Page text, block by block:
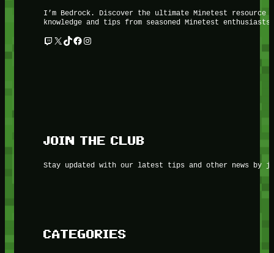
I’m Bedrock. Discover the ultimate Minetest
knowledge and tips from seasoned Minetest enthusiasts.
Twitch X TikTok Facebook Instagram
JOIN THE CLUB
Stay updated with our latest tips and other news by
CATEGORIES